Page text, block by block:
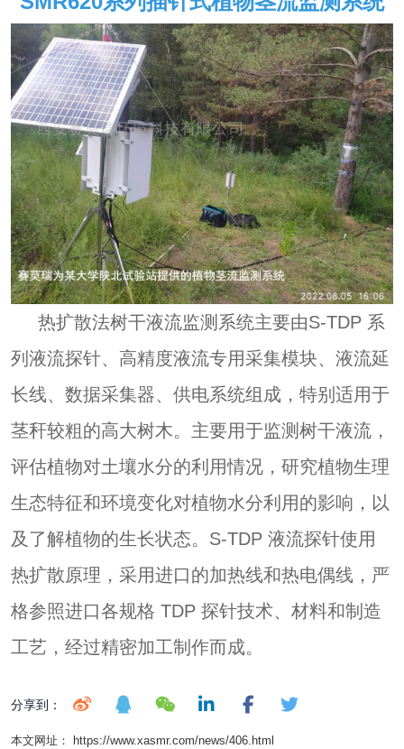
热扩散法树干液流监测系统主要由S-TDP 系
列液流探针、高精度液流专用采集模块、液流延
长线、数据采集器、供电系统组成，特别适用于
茎秆较粗的高大树木。主要用于监测树干液流，
评估植物对土壤水分的利用情况，研究植物生理
生态特征和环境变化对植物水分利用的影响，以
及了解植物的生长状态。S-TDP 液流探针使用
热扩散原理，采用进口的加热线和热电偶线，严
格参照进口各规格 TDP 探针技术、材料和制造
工艺，经过精密加工制作而成。
分享到：
本文网址： https://www.xasmr.com/news/406.html